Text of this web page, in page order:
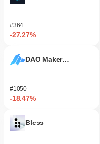
#364
-27.27%
DAO Maker Token
#1050
-18.47%
Bless